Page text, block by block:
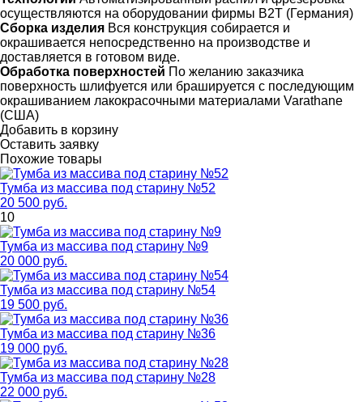
осуществляются на оборудовании фирмы B2T (Германия)
Сборка изделия Вся конструкция собирается и
окрашивается непосредственно на производстве и
доставляется в готовом виде.
Обработка поверхностей По желанию заказчика
поверхность шлифуется или брашируется с последующим
окрашиванием лакокрасочными материалами Varathane
(США)
Добавить в корзину
Оставить заявку
Похожие товары
Тумба из массива под старину №52
20 500 руб.
10
Тумба из массива под старину №9
20 000 руб.
Тумба из массива под старину №54
19 500 руб.
Тумба из массива под старину №36
19 000 руб.
Тумба из массива под старину №28
22 000 руб.